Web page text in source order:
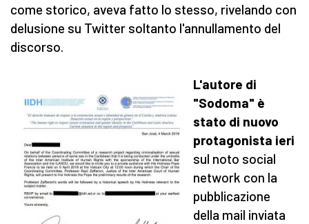
come storico, aveva fatto lo stesso, rivelando con
delusione su Twitter soltanto l'annullamento del
discorso.
L'autore di
"Sodoma" è
stato di nuovo
protagonista ieri
sul noto social
network con la
pubblicazione
della mail inviata